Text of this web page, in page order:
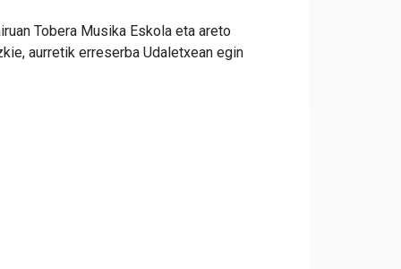
Tobera Musika Eskola eta areto
aurretik erreserba Udaletxean egin